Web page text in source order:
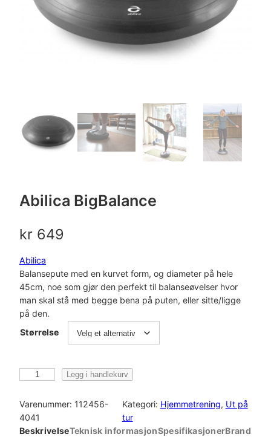
Abilica BigBalance
kr 649
Abilica
Balansepute med en kurvet form, og diameter på hele
45cm, noe som gjør den perfekt til balanseøvelser hvor
man skal stå med begge bena på puten, eller sitte/ligge
på den.
Størrelse
i
i
Legg i handlekurv
Varenummer: 112456-
4041
Kategori: Hjemmetrening, Ut på
tur
BeskrivelseTeknisk informasjonSpesifikasjonerBrand